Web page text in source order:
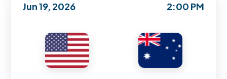
Jun 19, 2026 2:00 PM